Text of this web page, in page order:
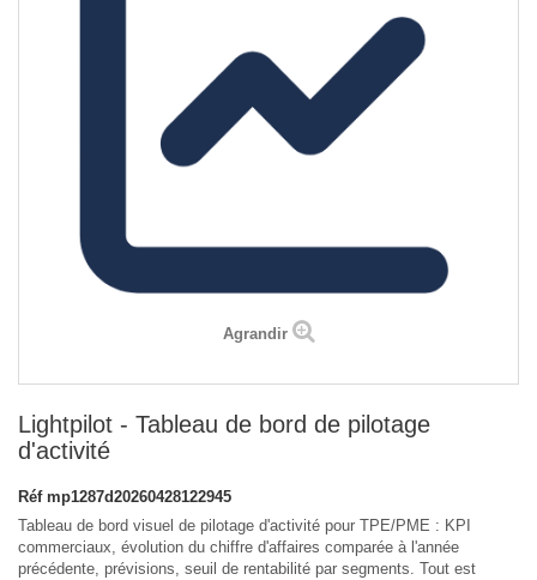
Agrandir
Lightpilot - Tableau de bord de pilotage
d'activité
Réf mp1287d20260428122945
Tableau de bord visuel de pilotage d'activité pour TPE/PME : KPI
commerciaux, évolution du chiffre d'affaires comparée à l'année
précédente, prévisions, seuil de rentabilité par segments. Tout est